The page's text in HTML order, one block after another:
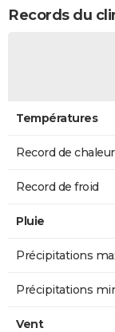
Records du
Températures
Record de chaleur
Record de froid
Pluie
Précipitations
Précipitations
Vent